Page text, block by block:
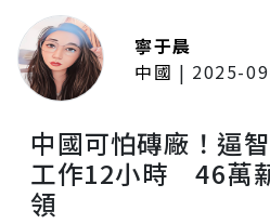
寧于晨
中國 | 2025-
中國可怕磚廠！逼
工作12小時 46萬
領